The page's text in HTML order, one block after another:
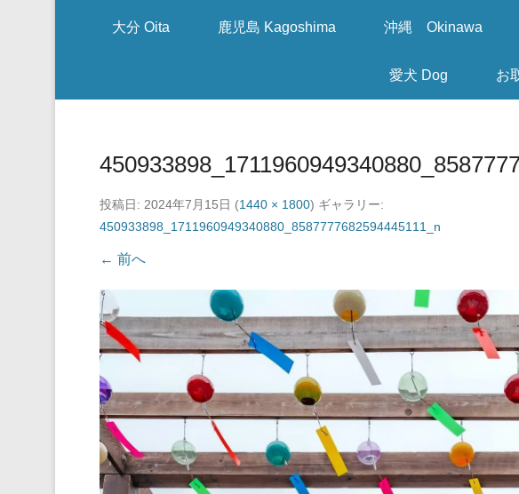
大分 Oita 鹿児島 Kagoshima 沖縄 Okinawa
愛犬 Dog お
投稿日: 2024年7月15日 (1440 × 1800) ギャラリー:
450933898_1711960949340880_8587777682594445111_n
← 前へ